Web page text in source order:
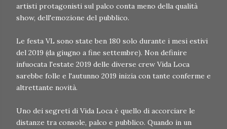
artisti protagonisti sul palco conta meno della qualità
show, dell'emozione del pubblico.
Le festa VL sono state ben 180 solo durante i mesi estivi
del 2019 (da giugno a fine settembre). Non definire
infuocata l'estate 2019 delle diverse crew Vida Loca
sarebbe folle e l'autunno 2019 inizia con tante conferme e
altrettante novità.
Uno dei segreti di Vida Loca è quello di accorciare le
distanze tra console, palco e pubblico. Quando in un